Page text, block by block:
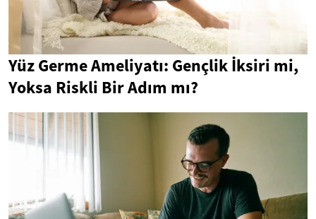
Yüz Germe Ameliyatı: Gençlik İksiri mi,
Yoksa Riskli Bir Adım mı?